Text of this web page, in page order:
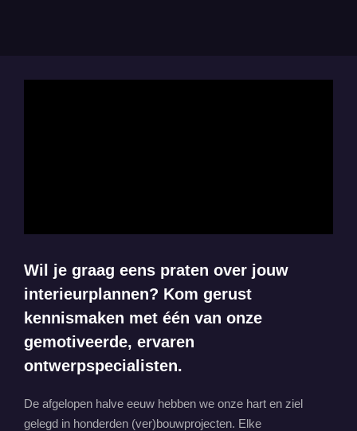
Wil je graag eens praten over jouw
interieurplannen? Kom gerust
kennismaken met één van onze
gemotiveerde, ervaren
ontwerpspecialisten.
De afgelopen halve eeuw hebben we onze hart en ziel
gelegd in honderden (ver)bouwprojecten. Elke